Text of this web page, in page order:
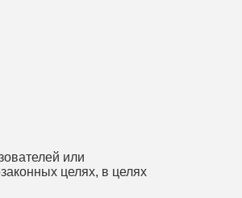
или
целях, в целях